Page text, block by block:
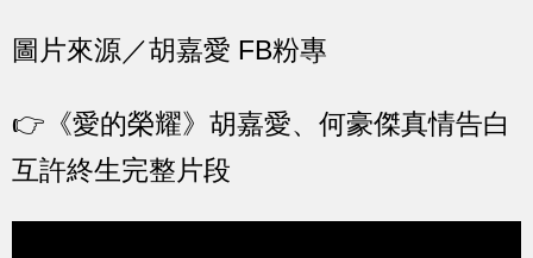
圖片來源／胡嘉愛 FB粉專
👉 《愛的榮耀》胡嘉愛、何豪傑真情告白
互許終生完整片段